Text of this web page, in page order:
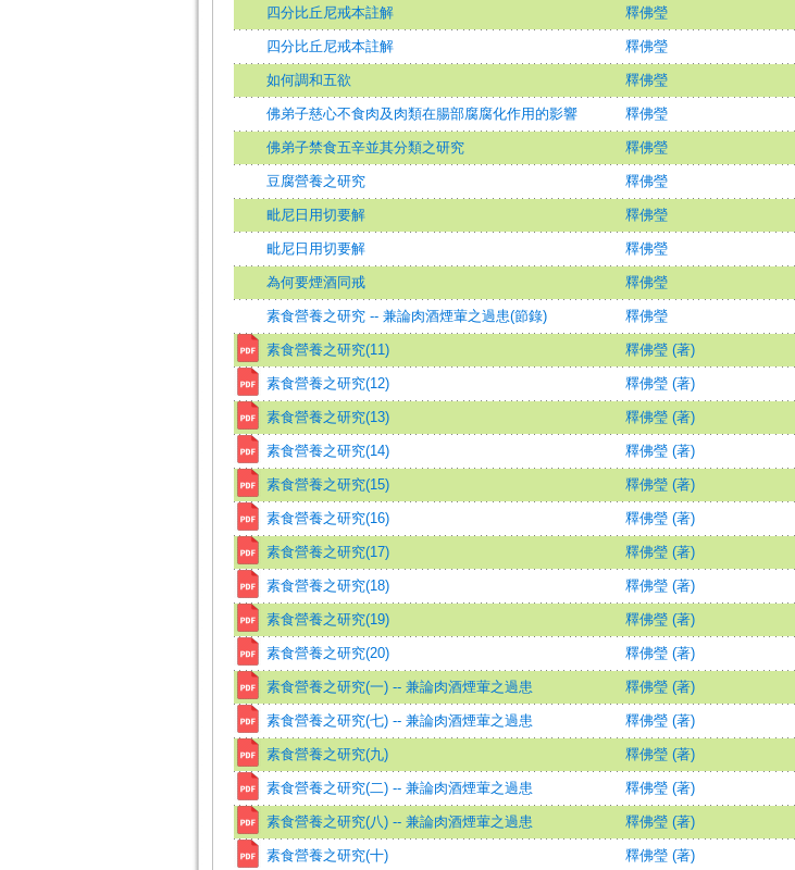
四分比丘尼戒本註解 釋佛瑩
四分比丘尼戒本註解 釋佛瑩
如何調和五欲 釋佛瑩
佛弟子慈心不食肉及肉類在腸部腐腐化作用的影響 釋佛瑩
佛弟子禁食五辛並其分類之研究 釋佛瑩
豆腐營養之研究 釋佛瑩
毗尼日用切要解 釋佛瑩
毗尼日用切要解 釋佛瑩
為何要煙酒同戒 釋佛瑩
素食營養之研究 -- 兼論肉酒煙葷之過患(節錄) 釋佛瑩
素食營養之研究(11) 釋佛瑩 (著)
素食營養之研究(12) 釋佛瑩 (著)
素食營養之研究(13) 釋佛瑩 (著)
素食營養之研究(14) 釋佛瑩 (著)
素食營養之研究(15) 釋佛瑩 (著)
素食營養之研究(16) 釋佛瑩 (著)
素食營養之研究(17) 釋佛瑩 (著)
素食營養之研究(18) 釋佛瑩 (著)
素食營養之研究(19) 釋佛瑩 (著)
素食營養之研究(20) 釋佛瑩 (著)
素食營養之研究(一) -- 兼論肉酒煙葷之過患 釋佛瑩 (著)
素食營養之研究(七) -- 兼論肉酒煙葷之過患 釋佛瑩 (著)
素食營養之研究(九) 釋佛瑩 (著)
素食營養之研究(二) -- 兼論肉酒煙葷之過患 釋佛瑩 (著)
素食營養之研究(八) -- 兼論肉酒煙葷之過患 釋佛瑩 (著)
素食營養之研究(十) 釋佛瑩 (著)